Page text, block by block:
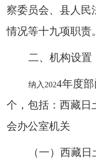
察委员会、县人民
情况等十九项职责。
二、机构设置
纳入 2024年度
个，包括：西藏日
会办公室机关
（一）西藏日